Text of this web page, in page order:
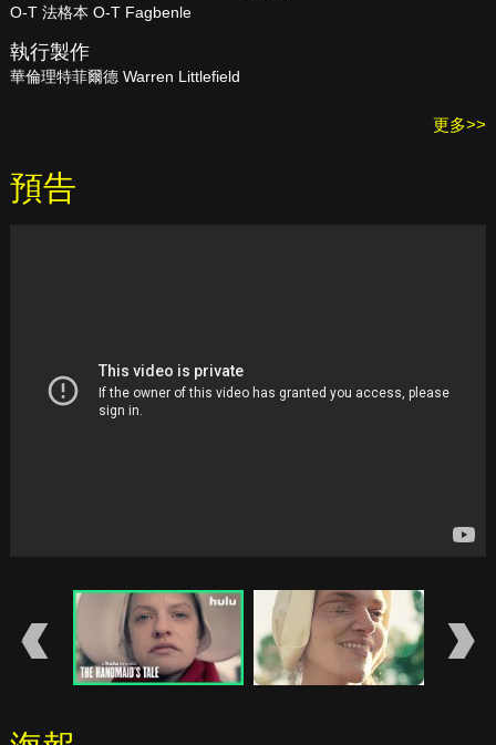
O-T 法格本 O-T Fagbenle
執行製作
華倫理特菲爾德 Warren Littlefield
更多>>
預告